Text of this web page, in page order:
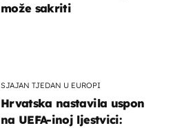
SJAJAN TJEDAN U EUROPI
Hrvatska nastavila uspon
na UEFA-inoj ljestvici:
može sakriti